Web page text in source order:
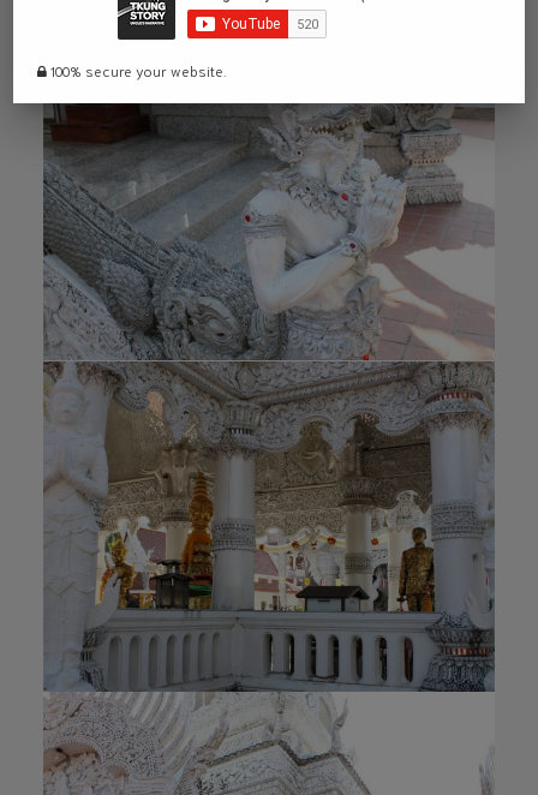
100% secure your website.